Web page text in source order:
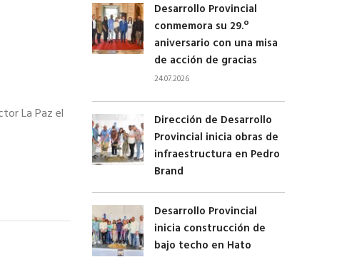
La Paz el
Desarrollo Provincial
conmemora su 29.º
aniversario con una misa
de acción de gracias
24.07.2026
Dirección de Desarrollo
Provincial inicia obras de
infraestructura en Pedro
Brand
Desarrollo Provincial
inicia construcción de
bajo techo en Hato